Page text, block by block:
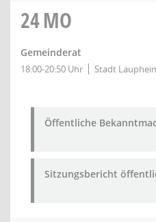
24MO
Gemeinderat
18:00-20:50 Uhr Stadt
Öffentliche
Sitzungsbericht